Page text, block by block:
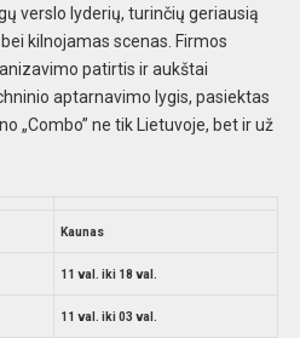
verslo lyderių, turinčių geriausią
kilnojamas scenas. Firmos
patirtis ir aukštai
aptarnavimo lygis, pasiektas
„Combo” ne tik Lietuvoje, bet ir už
Kaunas
11 val. iki 18 val.
11 val. iki 03 val.